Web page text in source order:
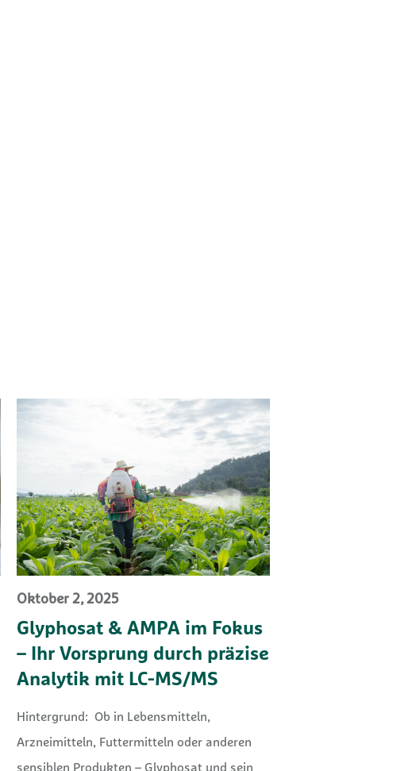
Oktober 2, 2025
Glyphosat & AMPA im Fokus
– Ihr Vorsprung durch präzise
Analytik mit LC-MS/MS
Hintergrund: Ob in Lebensmitteln,
Arzneimitteln, Futtermitteln oder anderen